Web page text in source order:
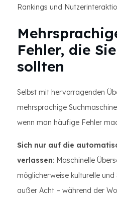
Rankings und
Fehler, die
sollten
Selbst mit hervorragenden
mehrsprachige
wenn man häufige Fehler
Sich nur auf die
verlassen: Maschinelle
möglicherweise kulturelle
außer Acht – während der